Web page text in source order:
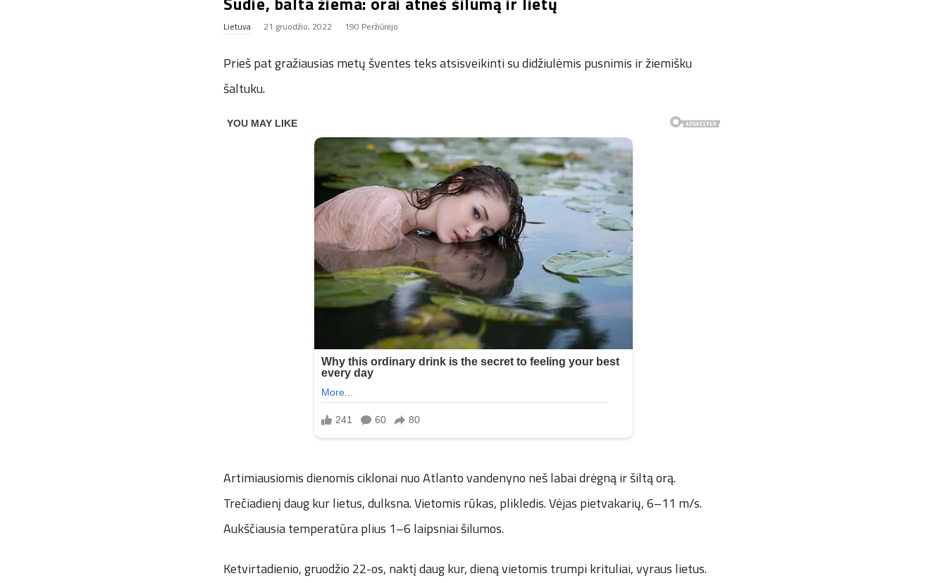
Lietuva 21 gruodžio, 2022 190 Peržiūrėjo
Prieš pat gražiausias metų šventes teks atsisveikinti su didžiulėmis pusnimis ir žiemišku
šaltuku.
Artimiausiomis dienomis ciklonai nuo Atlanto vandenyno neš labai drėgną ir šiltą orą.
Trečiadienį daug kur lietus, dulksna. Vietomis rūkas, plikledis. Vėjas pietvakarių, 6–11 m/s.
Aukščiausia temperatūra plius 1–6 laipsniai šilumos.
Ketvirtadienio, gruodžio 22-os, naktį daug kur, dieną vietomis trumpi krituliai, vyraus lietus.